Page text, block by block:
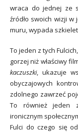
wraca do jednej ze
źródło swoich wizji
muru, wypada
To jeden z tych
gorzej niż właściwy
kaczuszki, ukazuje
obyczajowych
zdolnego zawrzeć
To również jeden
ironicznym
Fulci do czego się